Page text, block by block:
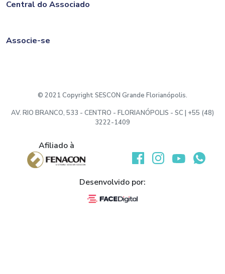
Central do Associado
Associe-se
© 2021 Copyright SESCON Grande Florianópolis.
AV. RIO BRANCO, 533 - CENTRO - FLORIANÓPOLIS - SC | +55 (48)
3222-1409
Afiliado à
Desenvolvido por: